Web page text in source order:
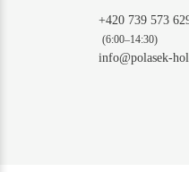
+420 739 573
(6:00–14:30)
info@polasek-